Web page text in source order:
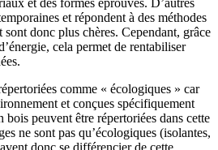
et répondent à des méthodes
donc plus chères. Cependant, grâce
cela permet de rentabiliser
comme « écologiques » car
et conçues spécifiquement
bois peuvent être répertoriées dans cette
ne sont pas qu’écologiques (isolantes,
donc se différencier de cette